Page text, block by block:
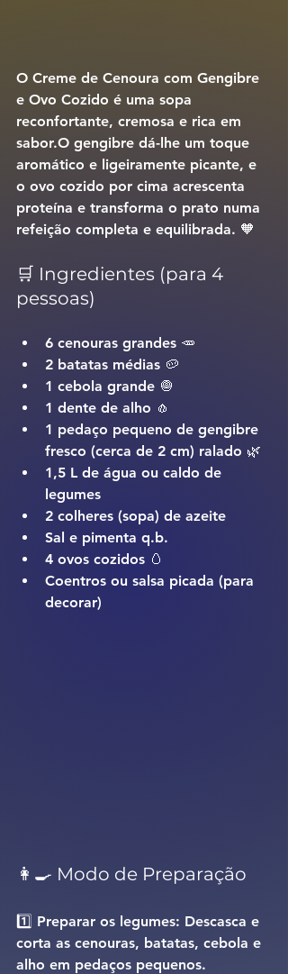
O Creme de Cenoura com Gengibre
e Ovo Cozido é uma sopa
reconfortante, cremosa e rica em
sabor.O gengibre dá-lhe um toque
aromático e ligeiramente picante, e
o ovo cozido por cima acrescenta
proteína e transforma o prato numa
refeição completa e equilibrada. 🧡
🛒 Ingredientes (para 4
pessoas)
6 cenouras grandes 🥕
2 batatas médias 🥔
1 cebola grande 🧅
1 dente de alho 🧄
1 pedaço pequeno de gengibre
fresco (cerca de 2 cm) ralado 🌿
1,5 L de água ou caldo de
legumes
2 colheres (sopa) de azeite
Sal e pimenta q.b.
4 ovos cozidos 🥚
Coentros ou salsa picada (para
decorar)
👩‍🍳 Modo de Preparação
1️⃣ Preparar os legumes: Descasca e
corta as cenouras, batatas, cebola e
alho em pedaços pequenos.